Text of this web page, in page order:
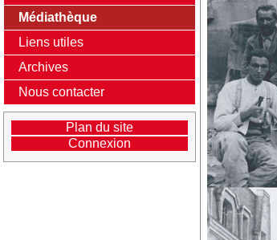
Médiathèque
Liens utiles
Archives
Nous contacter
Plan du site
Connexion